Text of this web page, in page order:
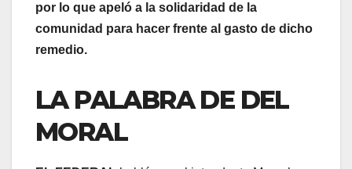
por lo que apeló a la solidaridad de la
comunidad para hacer frente al gasto de dicho
remedio.
LA PALABRA DE DEL
MORAL